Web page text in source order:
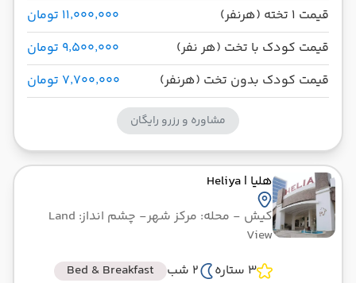
قیمت 1 تخته (هرنفر)
۱۱٬۰۰۰٬۰۰۰ تومان
قیمت کودک با تخت (هر نفر)
۹٬۵۰۰٬۰۰۰ تومان
قیمت کودک بدون تخت (هرنفر)
۷٬۷۰۰٬۰۰۰ تومان
مشاوره و رزرو رایگان
هلیا | Heliya
کیش - محله: مرکز شهر
- چشم انداز: Land
View
3 ستاره
2 شب Bed & Breakfast